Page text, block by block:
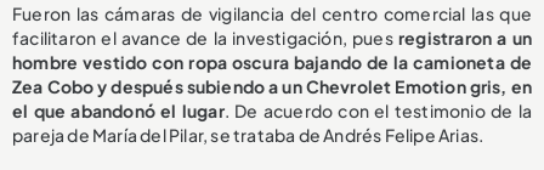
Fueron las cámaras de vigilancia del centro comercial las que
facilitaron el avance de la investigación, pues registraron a un
hombre vestido con ropa oscura bajando de la camioneta de
Zea Cobo y después subiendo a un Chevrolet Emotion gris, en
el que abandonó el lugar. De acuerdo con el testimonio de la
pareja de María del Pilar, se trataba de Andrés Felipe Arias.